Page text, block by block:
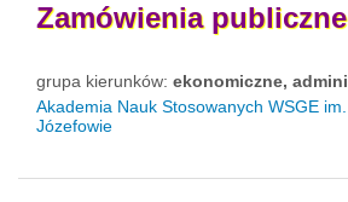
Zamówienia publiczne
grupa kierunków: ekonomiczne,
Akademia Nauk Stosowanych WSGE
Józefowie